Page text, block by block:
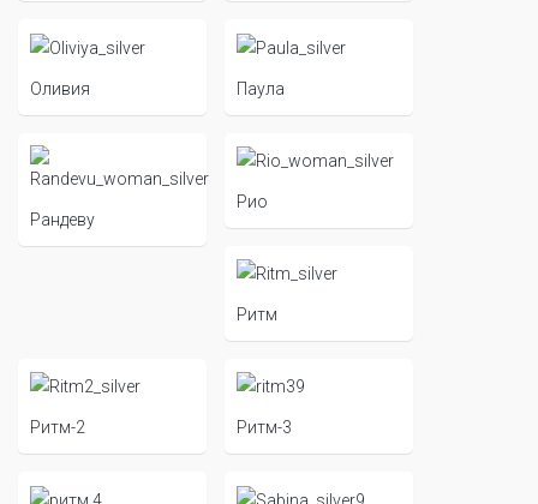
Оливия Паула
Рандеву
Рио
Ритм
Ритм-2 Ритм-3